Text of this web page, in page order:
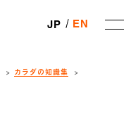
JP EN
カラダの知識集